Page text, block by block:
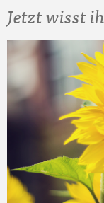
Jetzt wisst